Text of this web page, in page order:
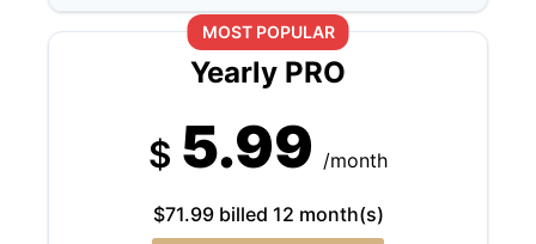
MOST POPULAR
Yearly PRO
$ 5.99 /month
$71.99 billed 12 month(s)